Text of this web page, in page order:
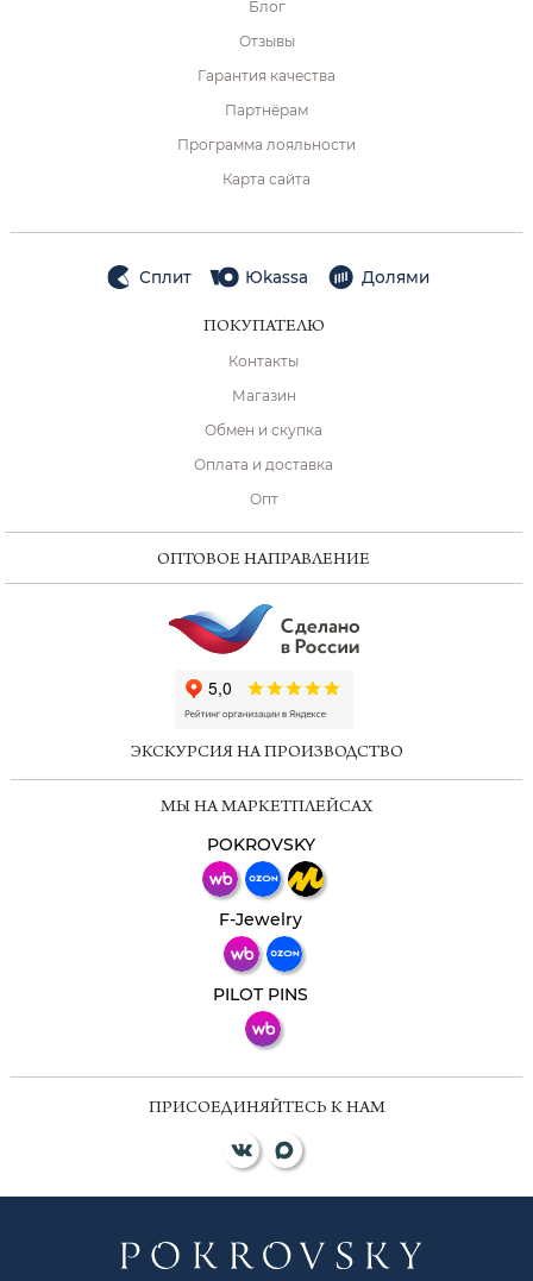
Блог
Отзывы
Гарантия качества
Партнёрам
Программа лояльности
Карта сайта
Сплит Юkassa Долями
ПОКУПАТЕЛЮ
Контакты
Магазин
Обмен и скупка
Оплата и доставка
Опт
ОПТОВОЕ НАПРАВЛЕНИЕ
ЭКСКУРСИЯ НА ПРОИЗВОДСТВО
МЫ НА МАРКЕТПЛЕЙСАХ
POKROVSKY
F-Jewelry
PILOT PINS
ПРИСОЕДИНЯЙТЕСЬ К НАМ